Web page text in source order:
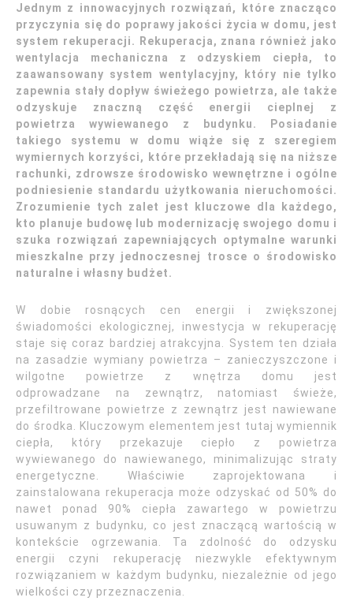
Jednym z innowacyjnych rozwiązań, które znacząco
przyczynia się do poprawy jakości życia w domu, jest
system rekuperacji. Rekuperacja, znana również jako
wentylacja mechaniczna z odzyskiem ciepła, to
zaawansowany system wentylacyjny, który nie tylko
zapewnia stały dopływ świeżego powietrza, ale także
odzyskuje znaczną część energii cieplnej z
powietrza wywiewanego z budynku. Posiadanie
takiego systemu w domu wiąże się z szeregiem
wymiernych korzyści, które przekładają się na niższe
rachunki, zdrowsze środowisko wewnętrzne i ogólne
podniesienie standardu użytkowania nieruchomości.
Zrozumienie tych zalet jest kluczowe dla każdego,
kto planuje budowę lub modernizację swojego domu i
szuka rozwiązań zapewniających optymalne warunki
mieszkalne przy jednoczesnej trosce o środowisko
naturalne i własny budżet.
W dobie rosnących cen energii i zwiększonej
świadomości ekologicznej, inwestycja w rekuperację
staje się coraz bardziej atrakcyjna. System ten działa
na zasadzie wymiany powietrza – zanieczyszczone i
wilgotne powietrze z wnętrza domu jest
odprowadzane na zewnątrz, natomiast świeże,
przefiltrowane powietrze z zewnątrz jest nawiewane
do środka. Kluczowym elementem jest tutaj wymiennik
ciepła, który przekazuje ciepło z powietrza
wywiewanego do nawiewanego, minimalizując straty
energetyczne. Właściwie zaprojektowana i
zainstalowana rekuperacja może odzyskać od 50% do
nawet ponad 90% ciepła zawartego w powietrzu
usuwanym z budynku, co jest znaczącą wartością w
kontekście ogrzewania. Ta zdolność do odzysku
energii czyni rekuperację niezwykle efektywnym
rozwiązaniem w każdym budynku, niezależnie od jego
wielkości czy przeznaczenia.